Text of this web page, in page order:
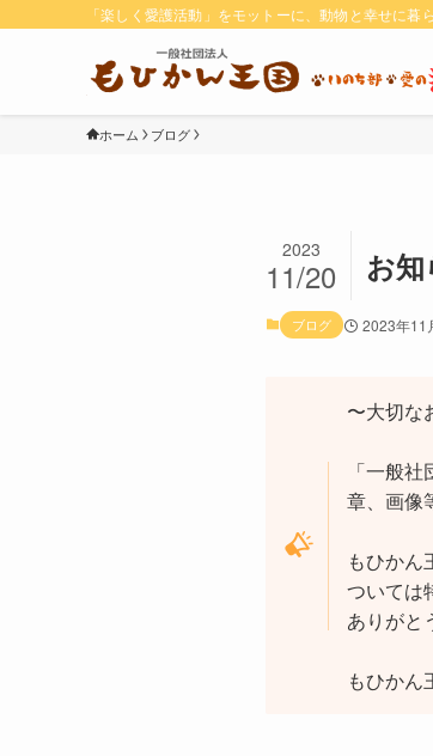
「楽しく愛護活動」をモットーに、動物と幸せに
ホーム ブログ
お知
2023
11/20
ブログ 2023年11
〜大切な
「一般
章、画像
もひかん
ついては
ありがと
もひか